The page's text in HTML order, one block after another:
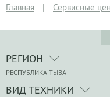
Главная | Сервисные
РЕГИОН
РЕСПУБЛИКА ТЫВА
ВИД ТЕХНИКИ